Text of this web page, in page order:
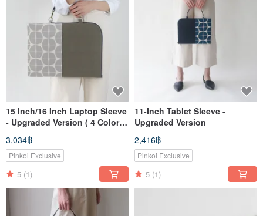
15 Inch/16 Inch Laptop Sleeve
- Upgraded Version ( 4 Colors
3,034฿
Pinkoi Exclusive
5 (1)
11-Inch Tablet Sleeve -
Upgraded Version
2,416฿
Pinkoi Exclusive
5 (1)